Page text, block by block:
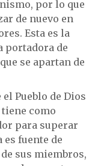
por lo que
de nuevo en
Esta es la
portadora de
se apartan de
Pueblo de Dios
como
para superar
es fuente de
sus miembros,